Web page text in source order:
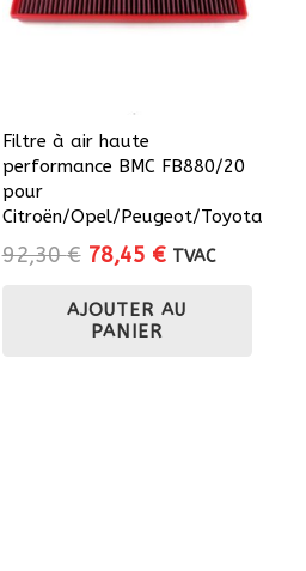
Filtre à air haute
performance BMC FB880/20
pour
Citroën/Opel/Peugeot/Toyota
92,30€ Le
initial
était :
78,45 €Le
actuel
TVAC
AJOUTER AU
PANIER